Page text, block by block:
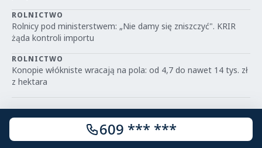
609 *** ***
ROLNICTWO
Rolnicy pod ministerstwem: „Nie damy się zniszczyć". KRIR
żąda kontroli importu
ROLNICTWO
Konopie włókniste wracają na pola: od 4,7 do nawet 14 tys. zł
z hektara
© 2026 IGRIT.PL — Wszelkie prawa zastrzeżone